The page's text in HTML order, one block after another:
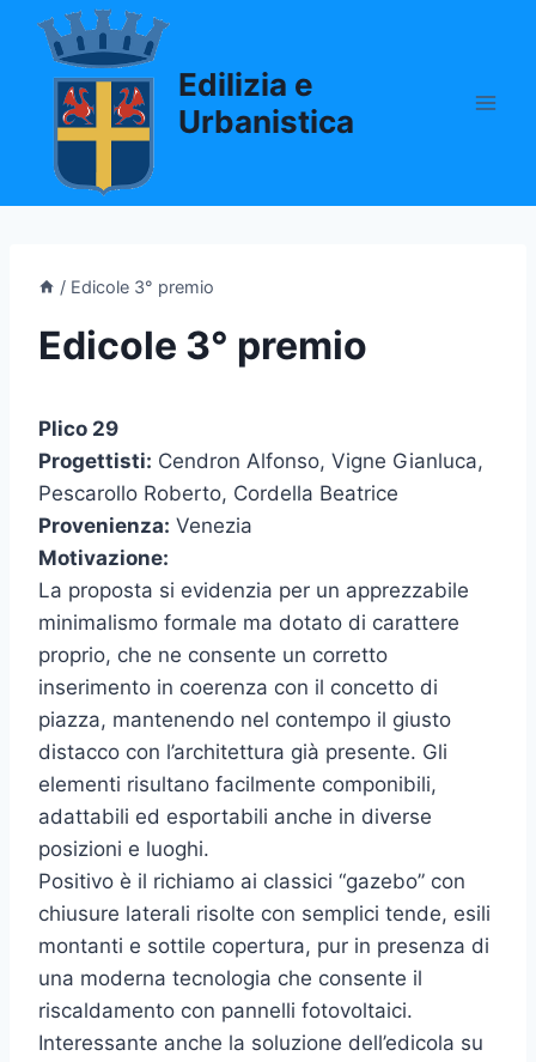
Salta
contenuto
Edilizia e
Urbanistica
/ Edicole 3° premio
Edicole 3° premio
Plico 29
Progettisti: Cendron Alfonso, Vigne Gianluca,
Pescarollo Roberto, Cordella Beatrice
Provenienza: Venezia
Motivazione:
La proposta si evidenzia per un apprezzabile
minimalismo formale ma dotato di carattere
proprio, che ne consente un corretto
inserimento in coerenza con il concetto di
piazza, mantenendo nel contempo il giusto
distacco con l’architettura già presente. Gli
elementi risultano facilmente componibili,
adattabili ed esportabili anche in diverse
posizioni e luoghi.
Positivo è il richiamo ai classici “gazebo” con
chiusure laterali risolte con semplici tende, esili
montanti e sottile copertura, pur in presenza di
una moderna tecnologia che consente il
riscaldamento con pannelli fotovoltaici.
Interessante anche la soluzione dell’edicola su